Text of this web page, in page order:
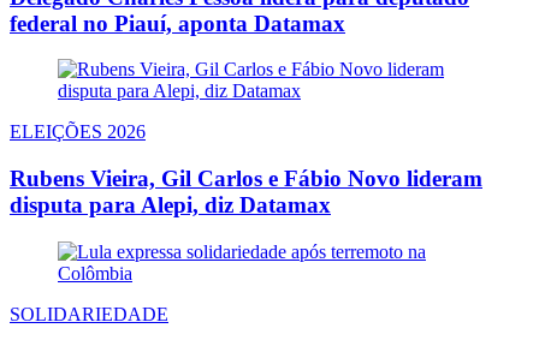
federal no Piauí, aponta Datamax
ELEIÇÕES 2026
Rubens Vieira, Gil Carlos e Fábio Novo lideram
disputa para Alepi, diz Datamax
SOLIDARIEDADE